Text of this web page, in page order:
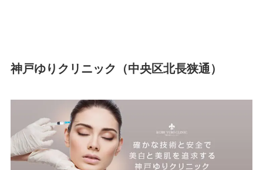
神戸ゆりクリニック（中央区北長狭通）